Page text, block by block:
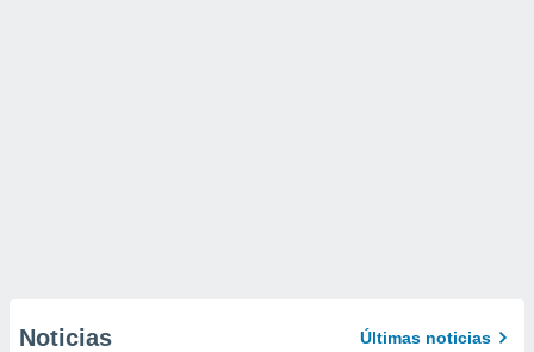
Noticias Últimas noticias